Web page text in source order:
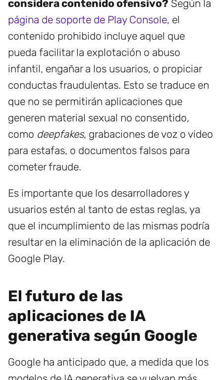
considera contenido ofensivo? Según la
página de soporte de Play Console, el
contenido prohibido incluye aquel que
pueda facilitar la explotación o abuso
infantil, engañar a los usuarios, o propiciar
conductas fraudulentas. Esto se traduce en
que no se permitirán aplicaciones que
generen material sexual no consentido,
como deepfakes, grabaciones de voz o video
para estafas, o documentos falsos para
cometer fraude.
Es importante que los desarrolladores y
usuarios estén al tanto de estas reglas, ya
que el incumplimiento de las mismas podría
resultar en la eliminación de la aplicación de
Google Play.
El futuro de las
aplicaciones de IA
generativa según Google
Google ha anticipado que, a medida que los